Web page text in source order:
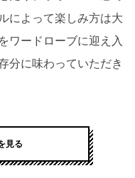
によって楽しみ方は大
ワードローブに迎え入
分に味わっていただき
見る